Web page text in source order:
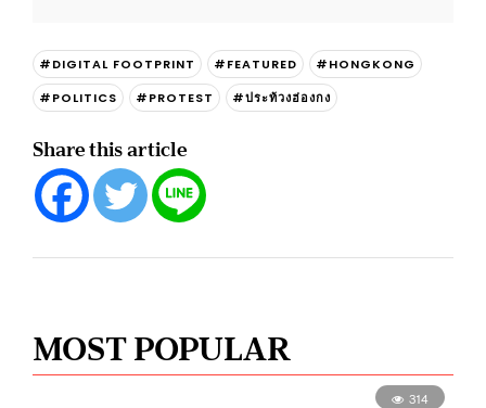
#DIGITAL FOOTPRINT #FEATURED
#HONGKONG
#POLITICS
#PROTEST #ประท้วงฮ่องกง
Share this article
MOST POPULAR
314